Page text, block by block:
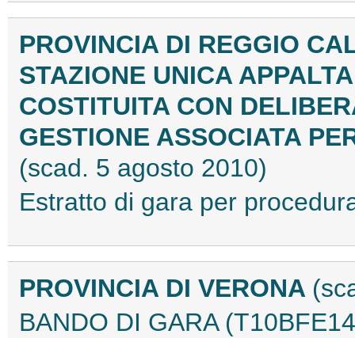
PROVINCIA DI REGGIO
STAZIONE UNICA
COSTITUITA CON
GESTIONE ASSOCIATA
(scad. 5 agosto 2010)
Estratto di gara per
PROVINCIA DI VERONA
BANDO DI GARA